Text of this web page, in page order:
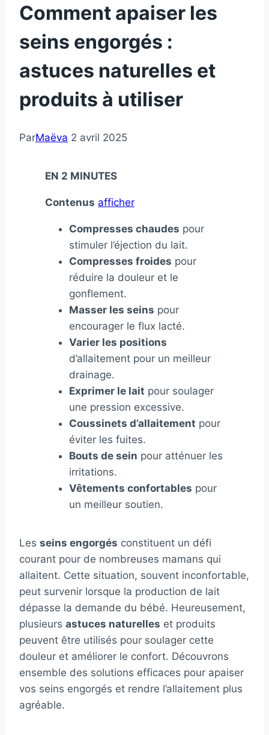
Comment apaiser les
seins engorgés :
astuces naturelles et
produits à utiliser
ParMaëva 2 avril 2025
EN 2 MINUTES
Contenus afficher
Compresses chaudes pour
stimuler l’éjection du lait.
Compresses froides pour
réduire la douleur et le
gonflement.
Masser les seins pour
encourager le flux lacté.
Varier les positions
d’allaitement pour un meilleur
drainage.
Exprimer le lait pour soulager
une pression excessive.
Coussinets d’allaitement pour
éviter les fuites.
Bouts de sein pour atténuer les
irritations.
Vêtements confortables pour
un meilleur soutien.
Les seins engorgés constituent un défi
courant pour de nombreuses mamans qui
allaitent. Cette situation, souvent inconfortable,
peut survenir lorsque la production de lait
dépasse la demande du bébé. Heureusement,
plusieurs astuces naturelles et produits
peuvent être utilisés pour soulager cette
douleur et améliorer le confort. Découvrons
ensemble des solutions efficaces pour apaiser
vos seins engorgés et rendre l’allaitement plus
agréable.